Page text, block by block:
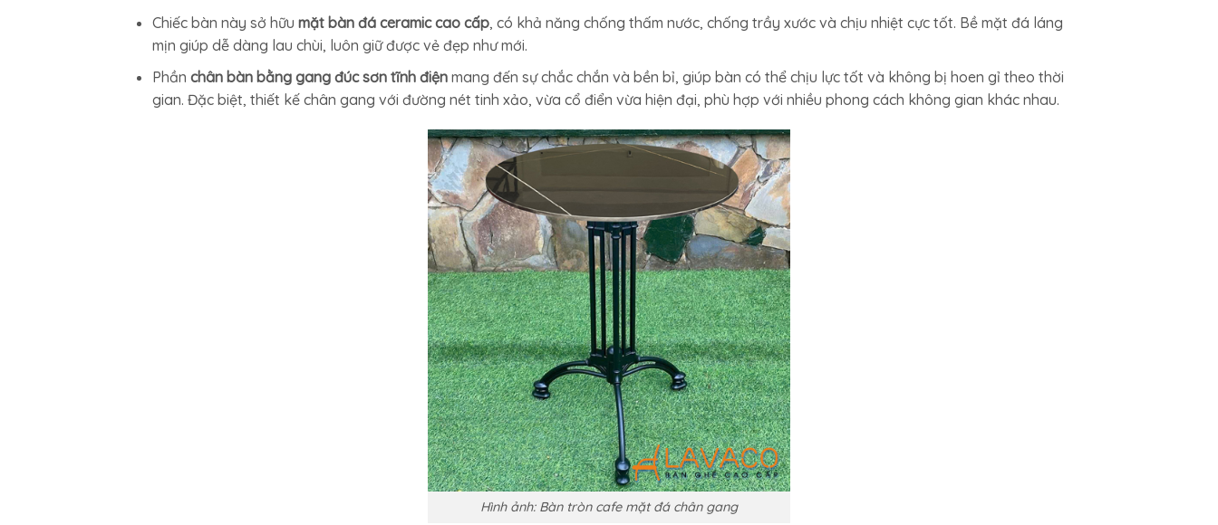
Chiếc bàn này sở hữu mặt bàn đá ceramic cao cấp, có khả năng chống thấm nước, chống trầy xước và chịu nhiệt cực tốt. Bề mặt đá láng
mịn giúp dễ dàng lau chùi, luôn giữ được vẻ đẹp như mới.
Phần chân bàn bằng gang đúc sơn tĩnh điệnmang đến sự chắc chắn và bền bỉ, giúp bàn có thể chịu lực tốt và không bị hoen gỉ theo thời
gian. Đặc biệt, thiết kế chân gang với đường nét tinh xảo, vừa cổ điển vừa hiện đại, phù hợp với nhiều phong cách không gian khác nhau.
Hình ảnh: Bàn tròn cafe mặt đá chân gang